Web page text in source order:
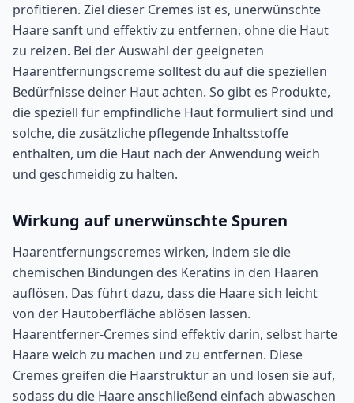
profitieren. Ziel dieser Cremes ist es, unerwünschte
Haare sanft und effektiv zu entfernen, ohne die Haut
zu reizen. Bei der Auswahl der geeigneten
Haarentfernungscreme solltest du auf die speziellen
Bedürfnisse deiner Haut achten. So gibt es Produkte,
die speziell für empfindliche Haut formuliert sind und
solche, die zusätzliche pflegende Inhaltsstoffe
enthalten, um die Haut nach der Anwendung weich
und geschmeidig zu halten.
Wirkung auf unerwünschte Spuren
Haarentfernungscremes wirken, indem sie die
chemischen Bindungen des Keratins in den Haaren
auflösen. Das führt dazu, dass die Haare sich leicht
von der Hautoberfläche ablösen lassen.
Haarentferner-Cremes sind effektiv darin, selbst harte
Haare weich zu machen und zu entfernen. Diese
Cremes greifen die Haarstruktur an und lösen sie auf,
sodass du die Haare anschließend einfach abwaschen